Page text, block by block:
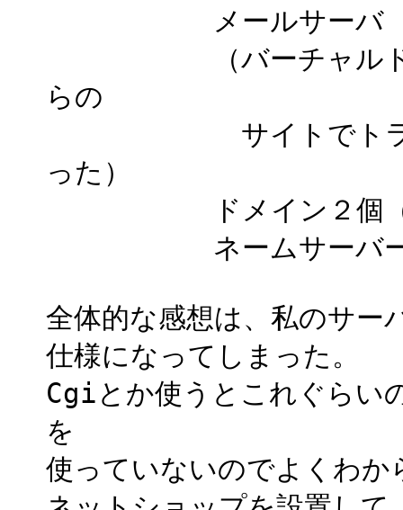
メールサーバ
（バーチャルドメイ
らの
サイトでトラブル
った）
ドメイン２個（バリ
ネームサーバー（構
全体的な感想は、私のサー
仕様になってしまった。
Cgiとか使うとこれぐらい
を
使っていないのでよくわか